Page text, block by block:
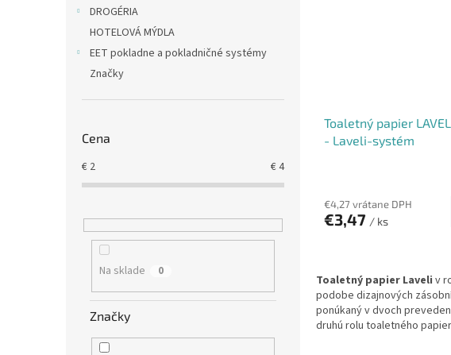
DROGÉRIA
HOTELOVÁ MÝDLA
EET pokladne a pokladničné systémy
Značky
Cena
€ 2 €4
Na sklade 0
Značky
Toaletný papier
- Laveli-systém
€4,27 vrátane DPH
€3,47 / ks
Toaletný papier Laveli v
podobe dizajnových
ponúkaný v dvoch
druhú rolu toaletného